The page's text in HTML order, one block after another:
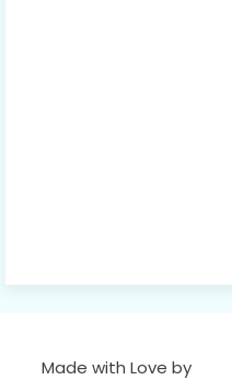
Made with Love by